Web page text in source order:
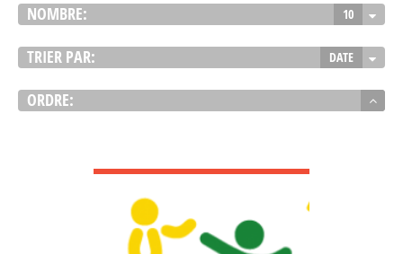
NOMBRE: 10
TRIER PAR: DATE
ORDRE: